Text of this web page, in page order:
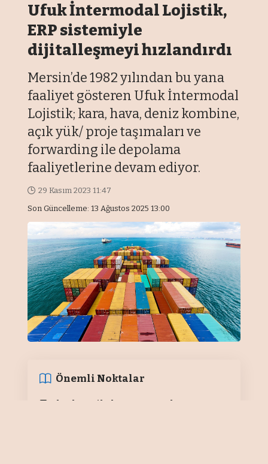
Ufuk İntermodal Lojistik,
ERP sistemiyle
dijitalleşmeyi hızlandırdı
Mersin’de 1982 yılından bu yana
faaliyet gösteren Ufuk İntermodal
Lojistik; kara, hava, deniz kombine,
açık yük/ proje taşımaları ve
forwarding ile depolama
faaliyetlerine devam ediyor.
Son Güncelleme: 13 Ağustos 2025 13:00
29 Kasım 2023 11:47
Önemli Noktalar
Planlama ile hataya yer yok